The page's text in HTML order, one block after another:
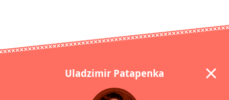
Uladzimir Patapenka